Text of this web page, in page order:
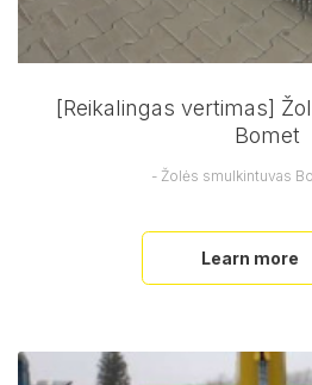
[Reikalingas vertimas]
Bomet
- Žolės smulkintuvas
Learn more